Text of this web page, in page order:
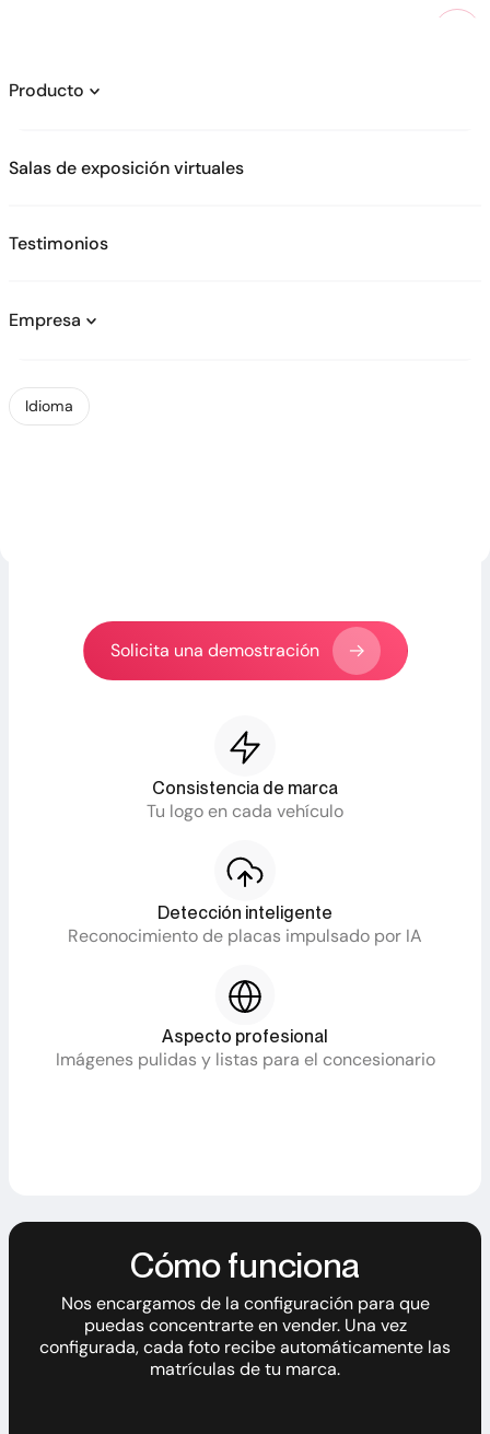
Producto
Salas de exposición virtuales
Testimonios
Empresa
Idioma
Matrícula profesional
Revolucionaria plataforma de anuncios de
Consistencia de marca
Tu logo en cada vehículo
Detección inteligente
Reconocimiento de placas impulsado por IA
Aspecto profesional
Imágenes pulidas y listas para el concesionario
Solicita una demostración
Cómo funciona
Nos encargamos de la configuración para que
puedas concentrarte en vender. Una vez
configurada, cada foto recibe automáticamente las
matrículas de tu marca.